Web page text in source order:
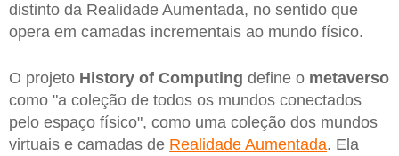
distinto da Realidade Aumentada, no sentido que
opera em camadas incrementais ao mundo físico.
O projeto History of Computing define o metaverso
como "a coleção de todos os mundos conectados
pelo espaço físico", como uma coleção dos mundos
virtuais e camadas de Realidade Aumentada. Ela